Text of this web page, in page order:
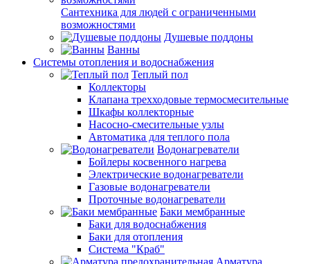
Сантехника для людей с ограниченными
возможностями
Душевые поддоны
Ванны
Системы отопления и водоснабжения
Теплый пол
Коллекторы
Клапана трехходовые термосмесительные
Шкафы коллекторные
Насосно-смесительные узлы
Автоматика для теплого пола
Водонагреватели
Бойлеры косвенного нагрева
Электрические водонагреватели
Газовые водонагреватели
Проточные водонагреватели
Баки мембранные
Баки для водоснабжения
Баки для отопления
Система "Краб"
Арматура